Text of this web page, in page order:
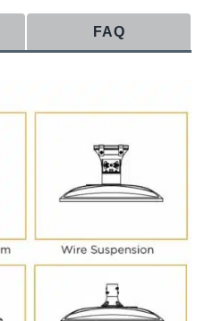
FAQ